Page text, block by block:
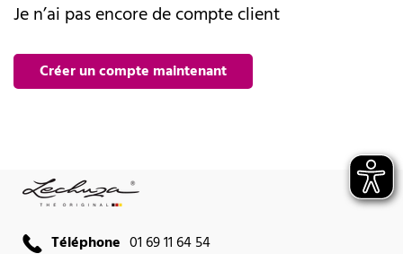
Je n’ai pas encore de compte client
Créer un compte maintenant
Téléphone 01 69 11 64 54